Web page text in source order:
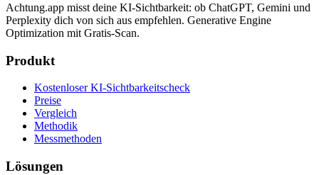
Achtung.app misst deine KI-Sichtbarkeit: ob ChatGPT, Gemini und
Perplexity dich von sich aus empfehlen. Generative Engine
Optimization mit Gratis-Scan.
Produkt
Kostenloser KI-Sichtbarkeitscheck
Preise
Vergleich
Methodik
Messmethoden
Lösungen